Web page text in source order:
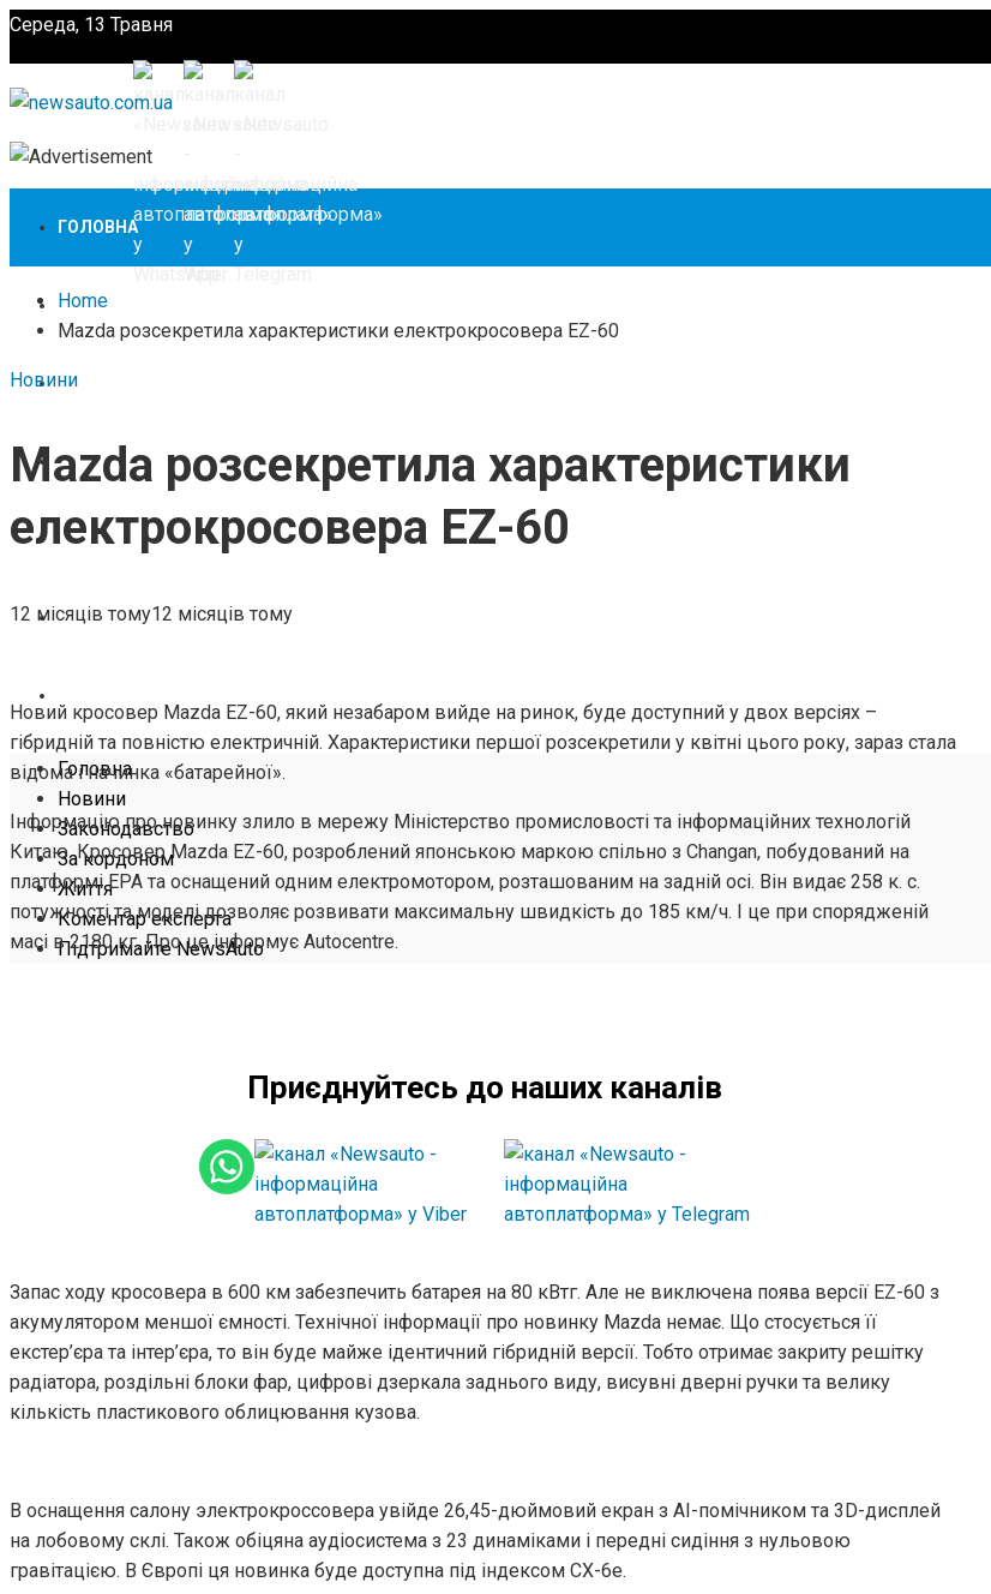
Середа, 13 Травня
ГОЛОВНА
НОВИНИ
ЗАКОНОДАВСТВО
ЗА КОРДОНОМ
ЖИТТЯ
КОМЕНТАР ЕКСПЕРТА
Головна
Новини
Законодавство
За кордоном
Життя
Коментар експерта
Підтримайте NewsAuto
Home
Mazda розсекретила характеристики електрокросовера EZ-60
Новини
Mazda розсекретила характеристики
електрокросовера EZ-60
12 місяців тому12 місяців тому
Новий кросовер Mazda EZ-60, який незабаром вийде на ринок, буде доступний у двох версіях –
гібридній та повністю електричній. Характеристики першої розсекретили у квітні цього року, зараз стала
відома і начинка «батарейної».
Інформацію про новинку злило в мережу Міністерство промисловості та інформаційних технологій
Китаю. Кросовер Mazda EZ-60, розроблений японською маркою спільно з Changan, побудований на
платформі EPA та оснащений одним електромотором, розташованим на задній осі. Він видає 258 к. с.
потужності та моделі дозволяє розвивати максимальну швидкість до 185 км/ч. І це при спорядженій
масі в 2180 кг. Про це інформує Autocentre.
Приєднуйтесь до наших каналів
Запас ходу кросовера в 600 км забезпечить батарея на 80 кВтг. Але не виключена поява версії EZ-60 з
акумулятором меншої ємності. Технічної інформації про новинку Mazda немає. Що стосується її
екстер’єра та інтер’єра, то він буде майже ідентичний гібридній версії. Тобто отримає закриту решітку
радіатора, роздільні блоки фар, цифрові дзеркала заднього виду, висувні дверні ручки та велику
кількість пластикового облицювання кузова.
В оснащення салону электрокроссовера увійде 26,45-дюймовий екран з AI-помічником та 3D-дисплей
на лобовому склі. Також обіцяна аудіосистема з 23 динаміками і передні сидіння з нульовою
гравітацією. В Європі ця новинка буде доступна під індексом CX-6e.